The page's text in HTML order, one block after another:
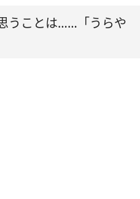
うことは……「うらや